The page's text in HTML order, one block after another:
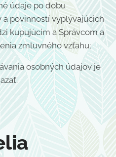
údaje po dobu
povinností vyplývajúcich
kupujúcim a Správcom a
zmluvného vzťahu;
osobných údajov je